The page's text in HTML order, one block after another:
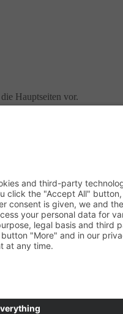
Hauptseiten vor.
pour les pages principales.